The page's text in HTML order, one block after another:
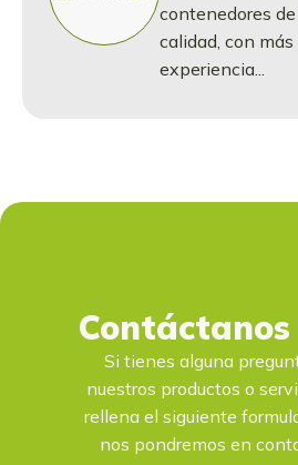
contenedores
calidad, con
experiencia...
Contáctanos
Si tienes alguna
nuestros productos o
rellena el siguiente
nos pondremos en